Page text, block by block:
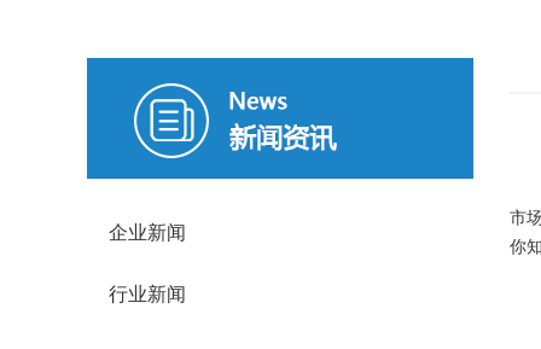
企业新闻
行业新闻
相
市
你